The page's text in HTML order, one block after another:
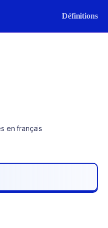
Définitions
en français